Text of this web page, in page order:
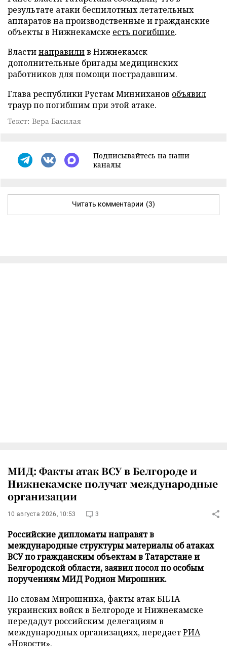
результате атаки беспилотных летательных
аппаратов на производственные и гражданские
объекты в Нижнекамске есть погибшие.
Властинаправилив Нижнекамск
дополнительные бригады медицинских
работников для помощи пострадавшим.
Глава республики Рустам Минниханов объявил
траур по погибшим при этой атаке.
Текст: Вера Басилая
Подписывайтесь на наши
каналы
Читать комментарии (3)
МИД: Факты атак ВСУ в Белгороде и
Нижнекамске получат международные
организации
10 августа 2026, 10:53 3
Российские дипломаты направят в
международные структуры материалы об атаках
ВСУ по гражданским объектам в Татарстане и
Белгородской области, заявил посол по особым
поручениям МИД Родион Мирошник.
По словам Мирошника, факты атак БПЛА
украинских войск в Белгороде и Нижнекамске
передадут российским делегациям в
международных организациях, передаетРИА
«Новости».